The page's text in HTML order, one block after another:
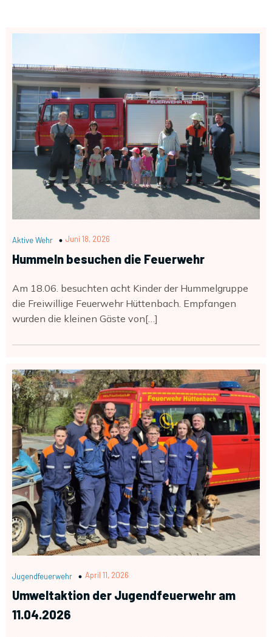
Aktive Wehr Juni 18, 2026
Hummeln besuchen die Feuerwehr
Am 18.06. besuchten acht Kinder der Hummelgruppe
die Freiwillige Feuerwehr Hüttenbach. Empfangen
wurden die kleinen Gäste von[…]
Jugendfeuerwehr April 11, 2026
Umweltaktion der Jugendfeuerwehr am
11.04.2026